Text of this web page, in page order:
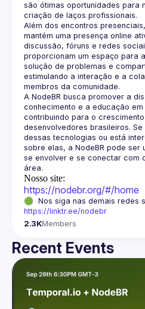
são ótimas oportunidades para
Além dos encontros
mantém uma presença online
discussão, fóruns e redes
proporcionam um espaço para
solução de problemas e
estimulando a interação e a
A NodeBR busca promover a
conhecimento e a educação
contribuindo para o
desenvolvedores brasileiros.
dessas tecnologias ou está
sobre elas, a NodeBR pode ser
se envolver e se conectar com
Nosso site:
https://nodebr.org/#/home
https://linktr.ee/nodebr
2.3KMembers
Recent Events